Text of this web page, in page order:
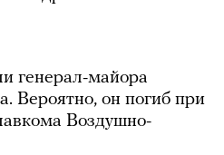
генерал-майора
Вероятно, он погиб при
Воздушно-